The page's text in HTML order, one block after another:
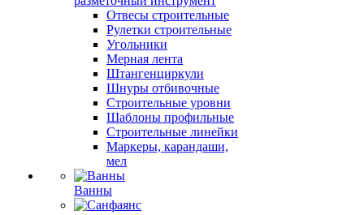
Отвесы строительные
Рулетки строительные
Угольники
Мерная лента
Штангенциркули
Шнуры отбивочные
Строительные уровни
Шаблоны профильные
Строительные линейки
Маркеры, карандаши,
мел
Ванны